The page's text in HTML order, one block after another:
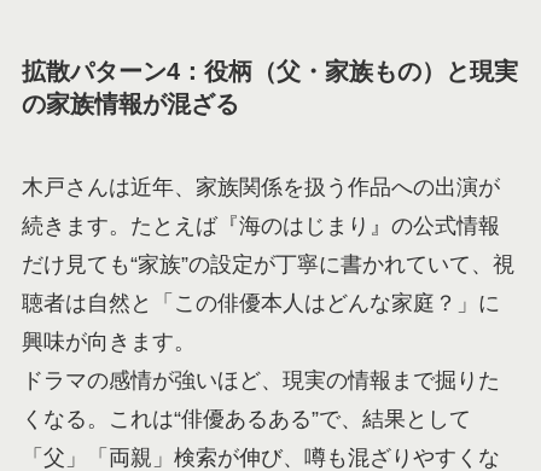
拡散パターン4：役柄（父・家族もの）と現実
の家族情報が混ざる
木戸さんは近年、家族関係を扱う作品への出演が
続きます。たとえば『海のはじまり』の公式情報
だけ見ても“家族”の設定が丁寧に書かれていて、視
聴者は自然と「この俳優本人はどんな家庭？」に
興味が向きます。
ドラマの感情が強いほど、現実の情報まで掘りた
くなる。これは“俳優あるある”で、結果として
「父」「両親」検索が伸び、噂も混ざりやすくな